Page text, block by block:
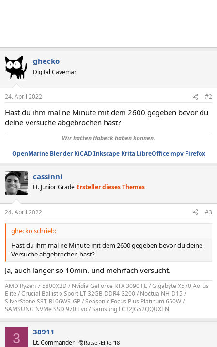
ghecko
Digital Caveman
24. April 2022 #2
Hast du ihm mal ne Minute mit dem 2600 gegeben bevor du
deine Versuche abgebrochen hast?
Wir hätten Habeck haben können.
OpenMarine Blender KiCAD Inkscape Krita LibreOffice mpv Firefox
cassinni
Lt. Junior Grade Ersteller dieses Themas
24. April 2022 #3
ghecko schrieb:
Hast du ihm mal ne Minute mit dem 2600 gegeben bevor du deine
Versuche abgebrochen hast?
Ja, auch länger so 10min. und mehrfach versucht.
AMD Ryzen 7 5800X3D / Nvidia GeForce RTX 3090 FE / Gigabyte X570 Aorus
Elite / Crucial Ballistix Sport LT 32GB DDR4-3200 / Noctua NH-D15 /
SilverStone SST-RL06WS-GP / Seasonic Focus Plus Platinum 650W /
SAMSUNG NVMe SSD 970 Evo / Samsung LC32JG52QQUXEN
3 38911
Lt. Commander 🎅Rätsel-Elite ’18